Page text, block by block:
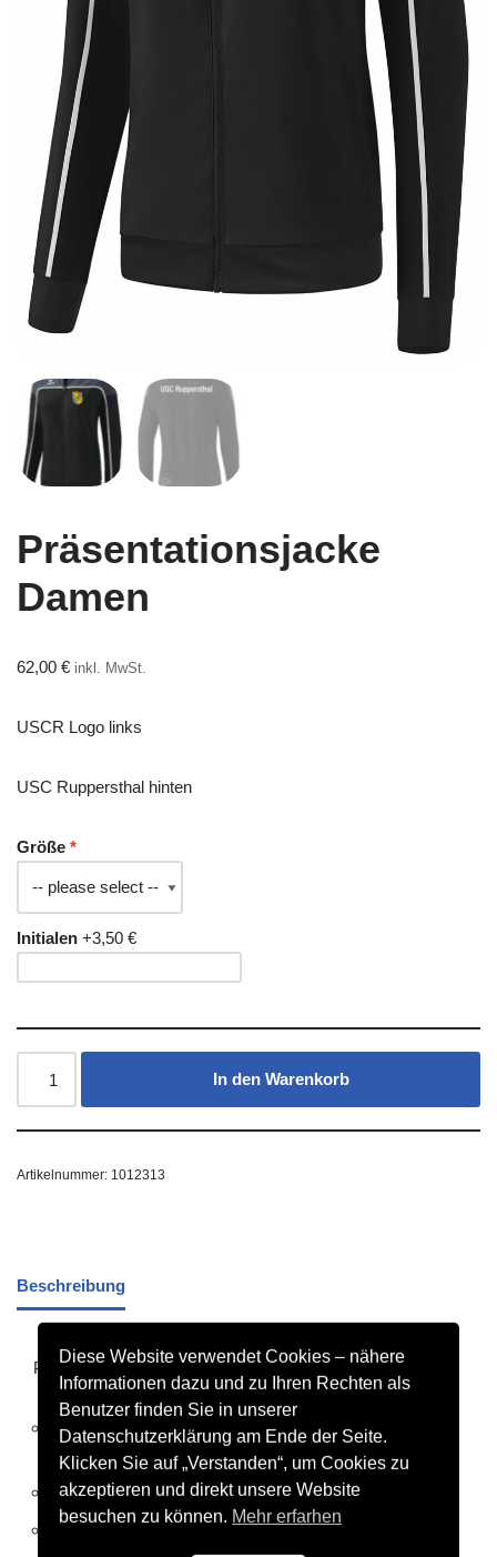
Präsentationsjacke
Damen
62,00 € inkl. MwSt.
USCR Logo links
USC Ruppersthal hinten
Größe
Initialen +3,50 €
In den Warenkorb
Artikelnummer: 1012313
Beschreibung
PRODUKTDETAILS
Schlichte, hochwertige Präsentationsjacke für einen
einheitlichen Auftritt beim Wettkampf oder Spiel.
Leichtes, elastisches Funktionsmaterial
Rippbündchen an Ärmeln und Saum
Diese Website verwendet Cookies – nähere
Informationen dazu und zu Ihren Rechten als
Benutzer finden Sie in unserer
Datenschutzerklärung am Ende der Seite.
Klicken Sie auf „Verstanden“, um Cookies zu
akzeptieren und direkt unsere Website
besuchen zu können. Mehr erfarhen